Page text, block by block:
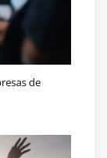
de